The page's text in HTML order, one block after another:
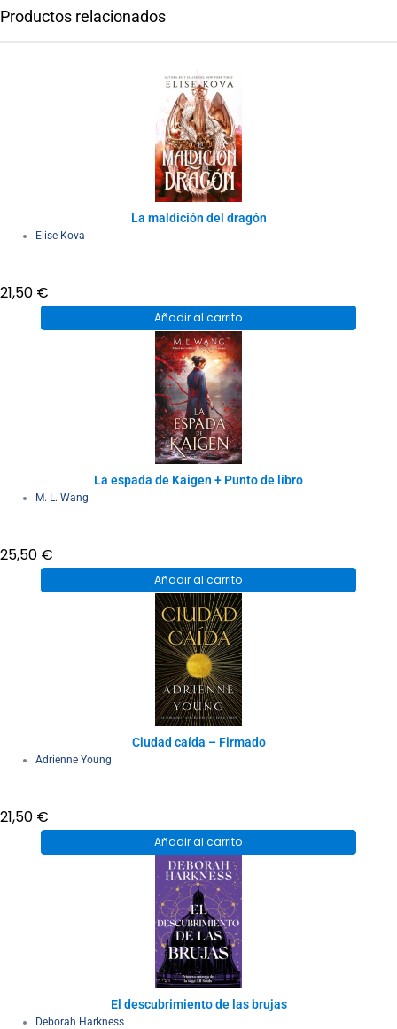
Productos relacionados
La maldición del dragón
Elise Kova
21,50 €
Añadir al carrito
La espada de Kaigen + Punto de libro
M. L. Wang
25,50 €
Añadir al carrito
Ciudad caída – Firmado
Adrienne Young
21,50 €
Añadir al carrito
El descubrimiento de las brujas
Deborah Harkness